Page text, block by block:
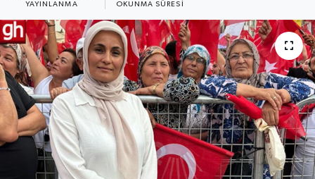
YAYINLANMA OKUNMA SÜRESI